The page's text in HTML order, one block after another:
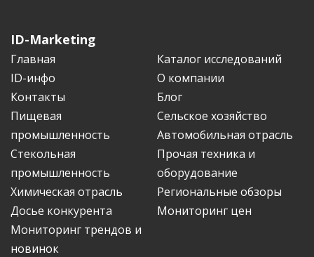
ID-Marketing
Главная
Каталог исследований
ID-инфо
О компании
Контакты
Блог
Пищевая
промышленность
Сельское хозяйство
Автомобильная отрасль
Стекольная
промышленность
Прочая техника и
оборудование
Химическая отрасль
Региональные обзоры
Досье конкурента
Мониторинг цен
Мониторинг трендов и
новинок